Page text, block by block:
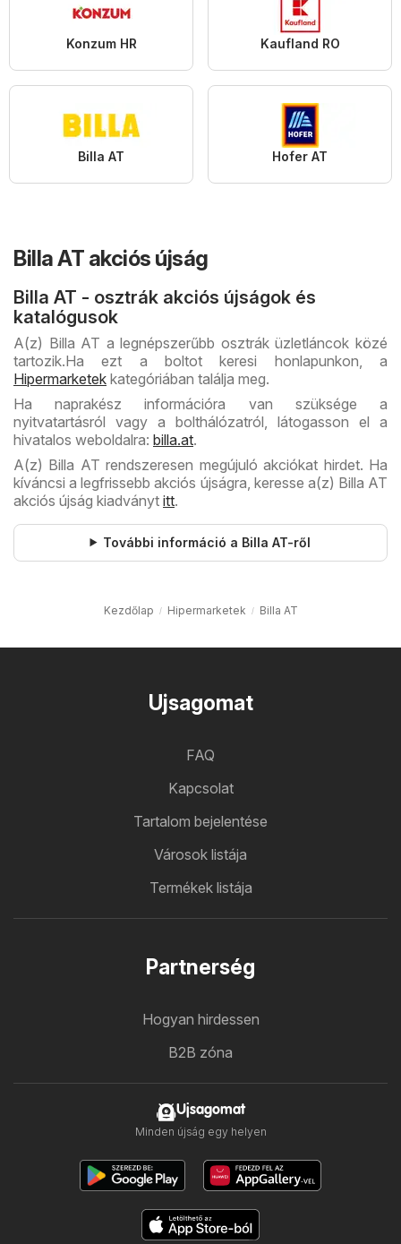
Konzum HR Kaufland RO
Billa AT Hofer AT
Billa AT akciós újság
Billa AT - osztrák akciós újságok és
katalógusok
A(z) Billa AT a legnépszerűbb osztrák üzletláncok közé
tartozik.Ha ezt a boltot keresi honlapunkon, a
Hipermarketek kategóriában találja meg.
Ha naprakész információra van szüksége a
nyitvatartásról vagy a bolthálózatról, látogasson el a
hivatalos weboldalra: billa.at.
A(z) Billa AT rendszeresen megújuló akciókat hirdet. Ha
kíváncsi a legfrissebb akciós újságra, keresse a(z) Billa AT
akciós újság kiadványt itt.
További információ a Billa AT-ről
Kezdőlap Hipermarketek Billa AT
Ujsagomat
FAQ
Kapcsolat
Tartalom bejelentése
Városok listája
Termékek listája
Partnerség
Hogyan hirdessen
B2B zóna
Ujsagomat
Minden újság egy helyen